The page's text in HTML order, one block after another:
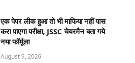
एक पेपर लीक हुआ तो भी माफिया नहीं पास
करा पाएगा परीक्षा, JSSC चेयरमैन बता गये
नया फॉर्मूला
August 9, 2026